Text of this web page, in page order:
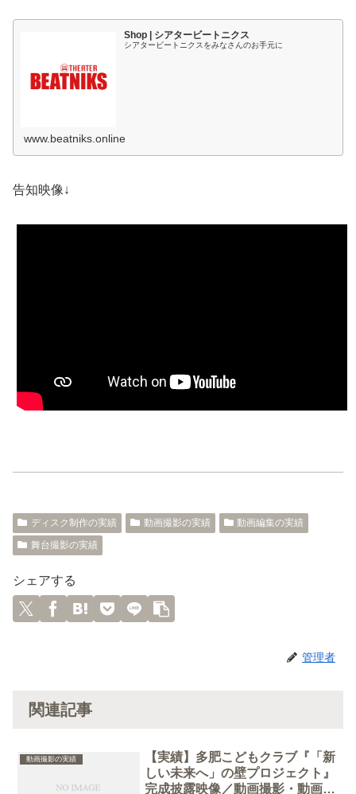
Shop | シアタービートニクス
シアタービートニクスをみなさんのお手元に
www.beatniks.online
告知映像↓
ディスク制作の実績 動画撮影の実績
動画編集の実績
舞台撮影の実績
シェアする
管理者
関連記事
動画撮影の実績
【実績】多肥こどもクラブ『「新
しい未来へ」の壁プロジェクト』
完成披露映像／動画撮影・動画編